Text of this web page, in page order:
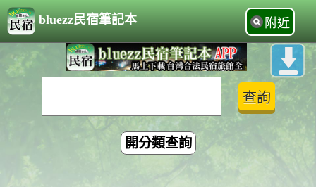
bluezz民宿筆記本 附近
開分類查詢